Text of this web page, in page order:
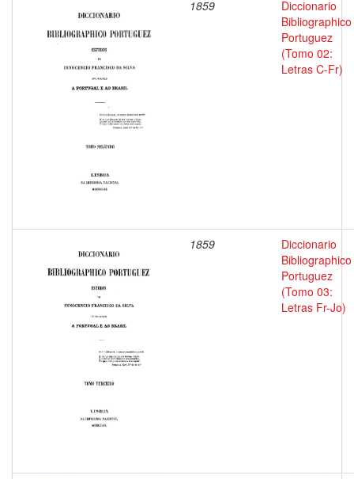
1859
Diccionario
Bibliographico
Portuguez
(Tomo 02:
Letras C-Fr)
1859
Diccionario
Bibliographico
Portuguez
(Tomo 03:
Letras Fr-Jo)